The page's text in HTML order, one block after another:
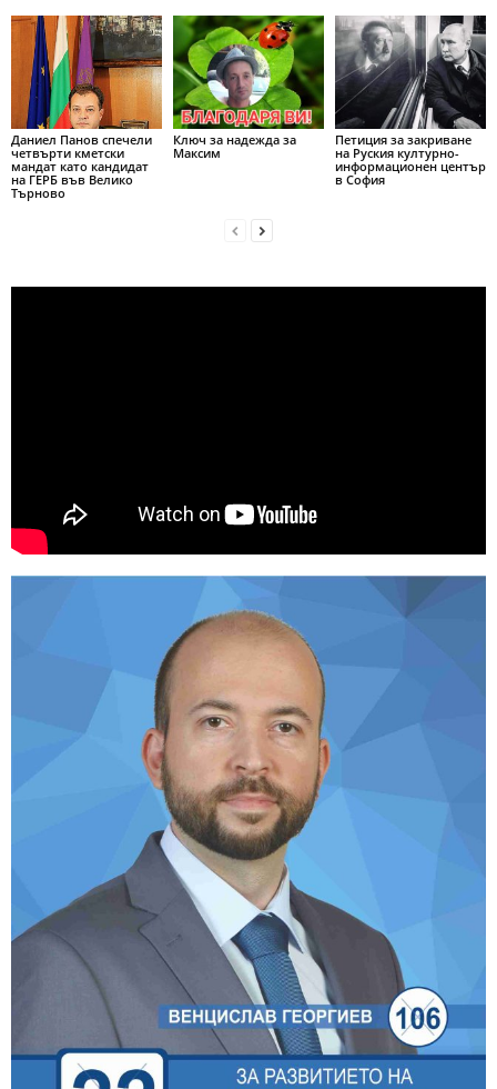
Даниел Панов спечели
четвърти кметски
мандат като кандидат
на ГЕРБ във Велико
Търново
Ключ за надежда за
Максим
Петиция за закриване
на Руския културно-
информационен център
в София